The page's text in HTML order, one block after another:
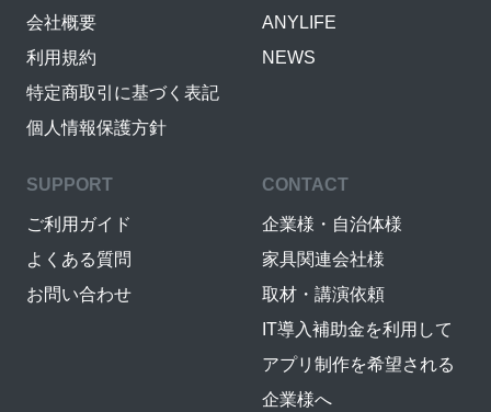
会社概要
利用規約
特定商取引に基づく表記
個人情報保護方針
ANYLIFE
NEWS
SUPPORT
ご利用ガイド
よくある質問
お問い合わせ
CONTACT
企業様・自治体様
家具関連会社様
取材・講演依頼
IT導入補助金を利用して
アプリ制作を希望される
企業様へ